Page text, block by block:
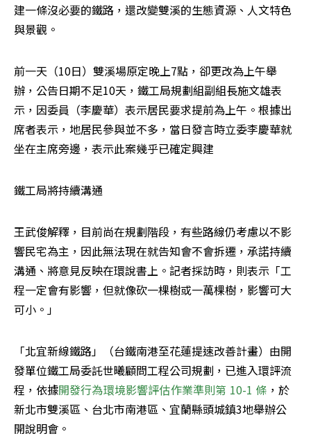
建一條沒必要的鐵路，還改變雙溪的生態資源、人文特色
與景觀。
前一天（10日）雙溪場原定晚上7點，卻更改為上午舉
辦，公告日期不足10天，鐵工局規劃組副組長施文雄表
示，因委員（李慶華）表示居民要求提前為上午。根據出
席者表示，地居民參與並不多，當日發言時立委李慶華就
坐在主席旁邊，表示此案幾乎已確定興建
鐵工局將持續溝通
王武俊解釋，目前尚在規劃階段，有些路線仍考慮以不影
響民宅為主，因此無法現在就告知會不會拆遷，承諾持續
溝通、將意見反映在環說書上。記者採訪時，則表示「工
程一定會有影響，但就像砍一棵樹或一萬棵樹，影響可大
可小。」
「北宜新線鐵路」（台鐵南港至花蓮提速改善計畫）由開
發單位鐵工局委託世曦顧問工程公司規劃，已進入環評流
程，依據開發行為環境影響評估作業準則第 10-1 條 ，於
新北市雙溪區、台北市南港區、宜蘭縣頭城鎮3地舉辦公
開說明會。